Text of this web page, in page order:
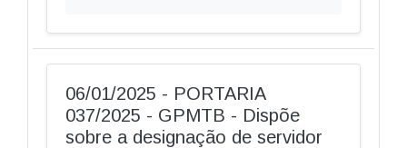
06/01/2025 - PORTARIA
037/2025 - GPMTB - Dispõe
sobre a designação de servidor